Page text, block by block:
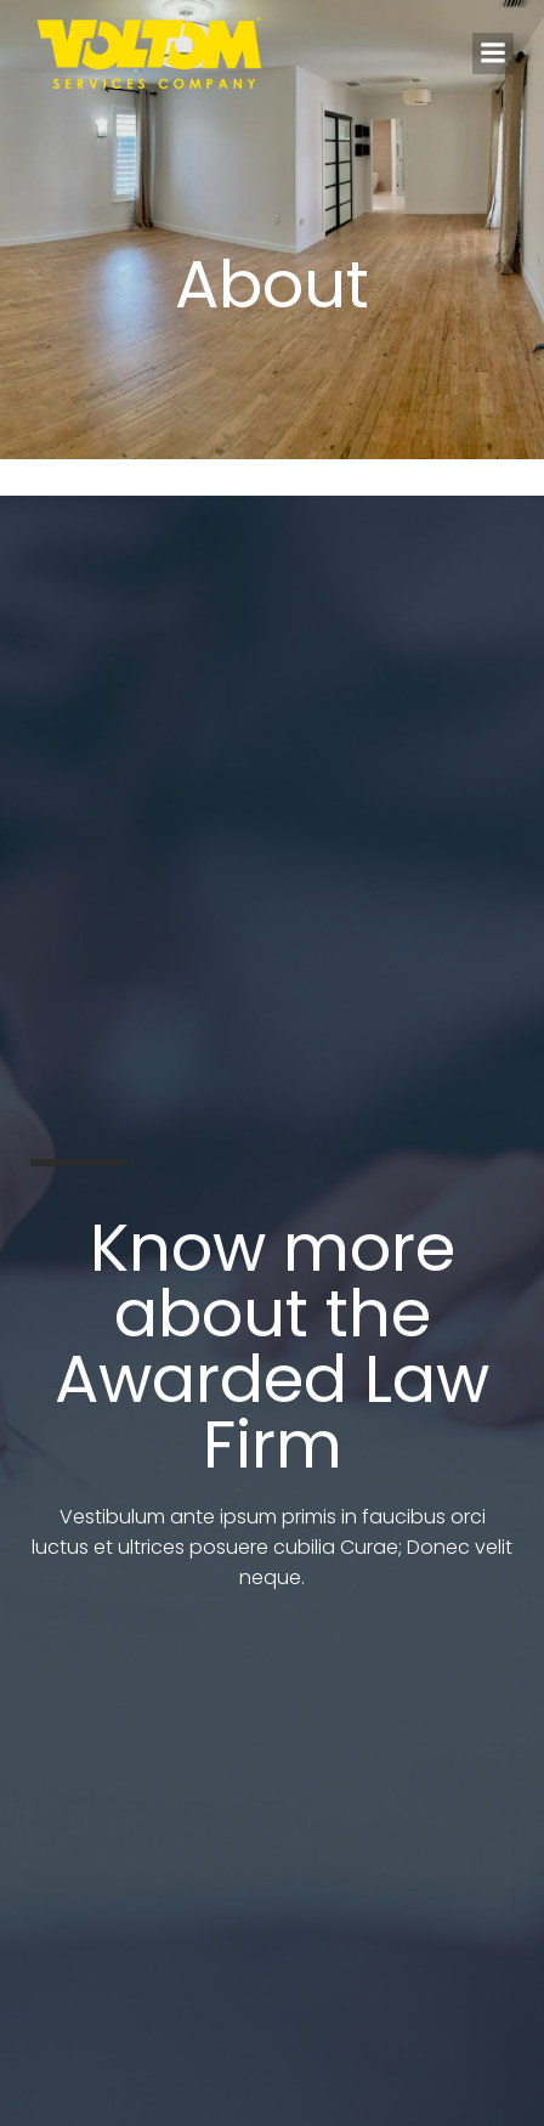
About
Know more
about the
Awarded Law
Firm
Vestibulum ante ipsum primis in faucibus orci
luctus et ultrices posuere cubilia Curae; Donec velit
neque.